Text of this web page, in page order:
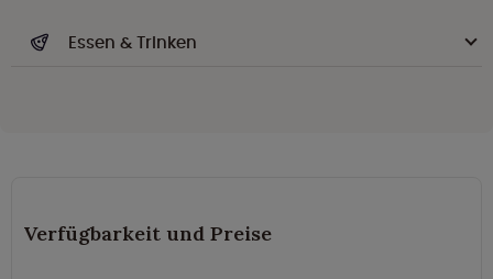
Essen & Trinken
Verfügbarkeit und Preise